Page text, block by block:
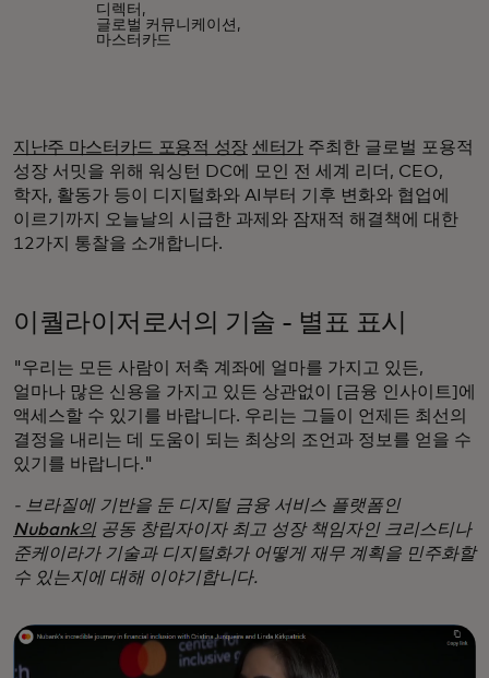
디렉터,
글로벌 커뮤니케이션,
마스터카드
지난주 마스터카드 포용적 성장 센터가주최한 글로벌 포용적
성장 서밋을 위해 워싱턴 DC에 모인 전 세계 리더, CEO,
학자, 활동가 등이 디지털화와 AI부터 기후 변화와 협업에
이르기까지 오늘날의 시급한 과제와 잠재적 해결책에 대한
12가지 통찰을 소개합니다.
이퀄라이저로서의 기술 - 별표 표시
"우리는 모든 사람이 저축 계좌에 얼마를 가지고 있든,
얼마나 많은 신용을 가지고 있든 상관없이 [금융 인사이트]에
액세스할 수 있기를 바랍니다. 우리는 그들이 언제든 최선의
결정을 내리는 데 도움이 되는 최상의 조언과 정보를 얻을 수
있기를 바랍니다."
- 브라질에 기반을 둔 디지털 금융 서비스 플랫폼인
Nubank의공동 창립자이자 최고 성장 책임자인 크리스티나
준케이라가 기술과 디지털화가 어떻게 재무 계획을 민주화할
수 있는지에 대해 이야기합니다.